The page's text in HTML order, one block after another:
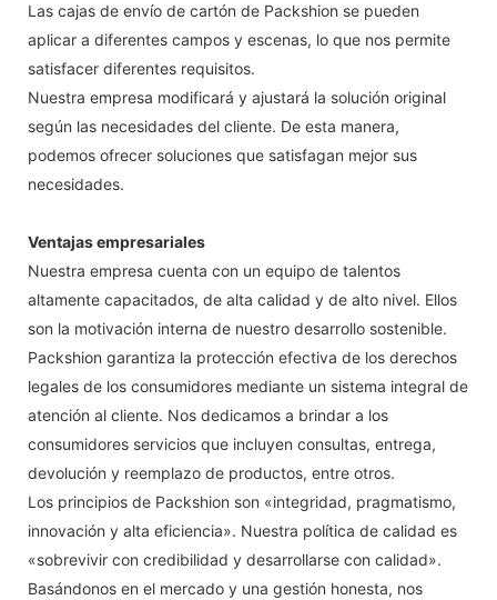
Las cajas de envío de cartón de Packshion se pueden
aplicar a diferentes campos y escenas, lo que nos permite
satisfacer diferentes requisitos.
Nuestra empresa modificará y ajustará la solución original
según las necesidades del cliente. De esta manera,
podemos ofrecer soluciones que satisfagan mejor sus
necesidades.
Ventajas empresariales
Nuestra empresa cuenta con un equipo de talentos
altamente capacitados, de alta calidad y de alto nivel. Ellos
son la motivación interna de nuestro desarrollo sostenible.
Packshion garantiza la protección efectiva de los derechos
legales de los consumidores mediante un sistema integral de
atención al cliente. Nos dedicamos a brindar a los
consumidores servicios que incluyen consultas, entrega,
devolución y reemplazo de productos, entre otros.
Los principios de Packshion son «integridad, pragmatismo,
innovación y alta eficiencia». Nuestra política de calidad es
«sobrevivir con credibilidad y desarrollarse con calidad».
Basándonos en el mercado y una gestión honesta, nos